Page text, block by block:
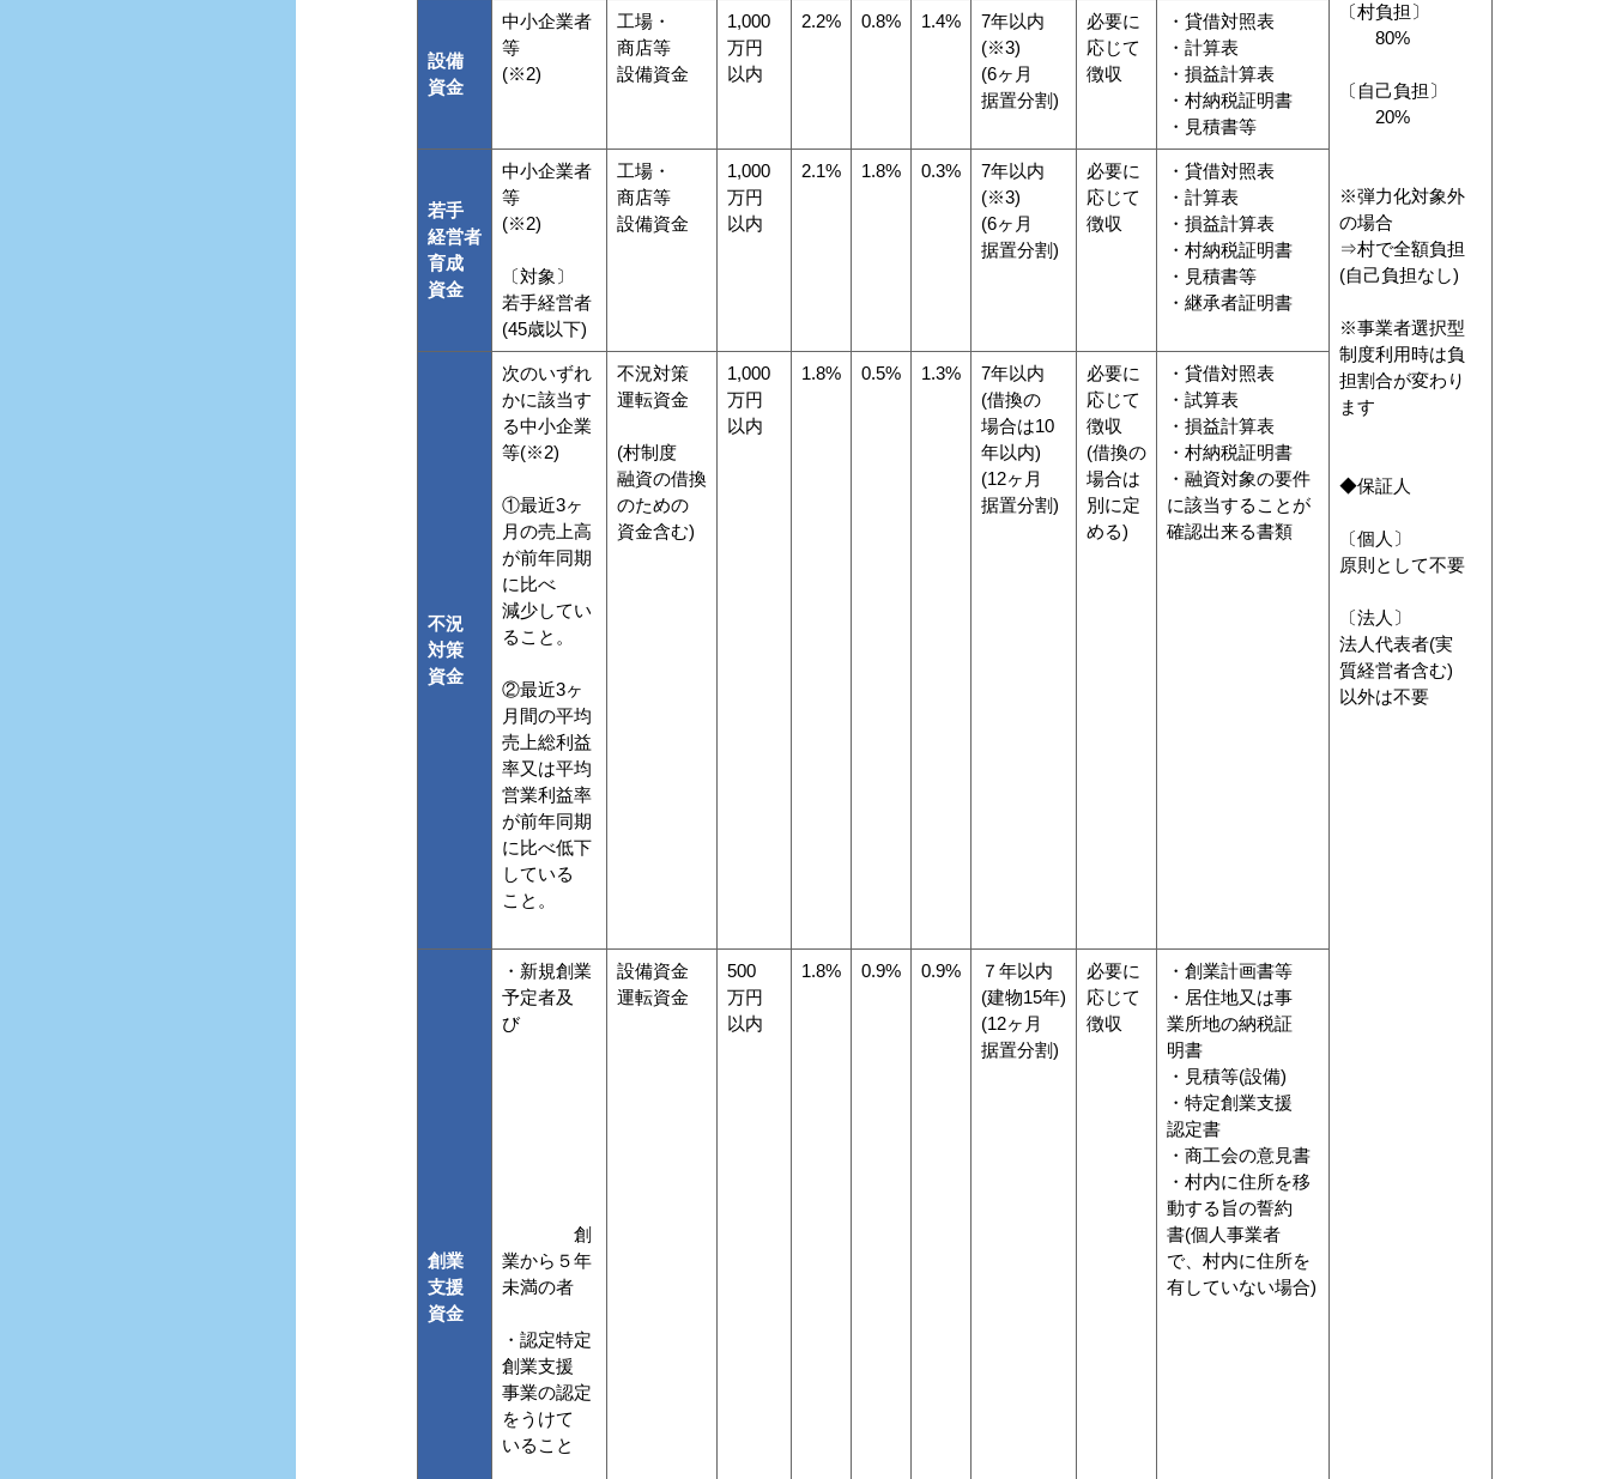
〔村負担〕
80%
〔自己負担〕
20%
※弾力化対象外
の場合
⇒村で全額負担
(自己負担なし)
※事業者選択型
制度利用時は負
担割合が変わり
ます
◆保証人
〔個人〕
原則として不要
〔法人〕
法人代表者(実
質経営者含む)
以外は不要
設備
資金
中小企業者
等
(※2)
工場・
商店等
設備資金
1,000
万円
以内
2.2% 0.8% 1.4%
7年以内
(※3)
(6ヶ月
据置分割)
必要に
応じて
徴収
・貸借対照表
・計算表
・損益計算表
・村納税証明書
・見積書等
若手
経営者
育成
資金
中小企業者
等
(※2)
〔対象〕
若手経営者
(45歳以下)
工場・
商店等
設備資金
1,000
万円
以内
2.1% 1.8% 0.3%
7年以内
(※3)
(6ヶ月
据置分割)
必要に
応じて
徴収
・貸借対照表
・計算表
・損益計算表
・村納税証明書
・見積書等
・継承者証明書
不況
対策
資金
次のいずれ
かに該当す
る中小企業
等(※2)
①最近3ヶ
月の売上高
が前年同期
に比べ
減少してい
ること。
②最近3ヶ
月間の平均
売上総利益
率又は平均
営業利益率
が前年同期
に比べ低下
している
こと。
不況対策
運転資金
(村制度
融資の借換
のための
資金含む)
1,000
万円
以内
1.8% 0.5% 1.3%
7年以内
(借換の
場合は10
年以内)
(12ヶ月
据置分割)
必要に
応じて
徴収
(借換の
場合は
別に定
める)
・貸借対照表
・試算表
・損益計算表
・村納税証明書
・融資対象の要件
に該当することが
確認出来る書類
創業
支援
資金
・新規創業
予定者及
び
創
業から５年
未満の者
・認定特定
創業支援
事業の認定
をうけて
いること
設備資金
運転資金
500
万円
以内
1.8% 0.9% 0.9%
７年以内
(建物15年)
(12ヶ月
据置分割)
必要に
応じて
徴収
・創業計画書等
・居住地又は事
業所地の納税証
明書
・見積等(設備)
・特定創業支援
認定書
・商工会の意見書
・村内に住所を移
動する旨の誓約
書(個人事業者
で、村内に住所を
有していない場合)